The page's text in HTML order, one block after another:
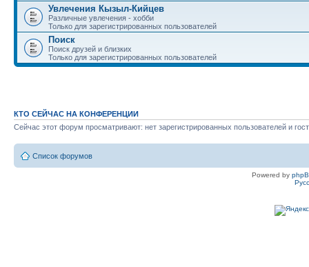
Увлечения Кызыл-Кийцев
Различные увлечения - хобби
Только для зарегистрированных пользователей
Поиск
Поиск друзей и близких
Только для зарегистрированных пользователей
КТО СЕЙЧАС НА КОНФЕРЕНЦИИ
Сейчас этот форум просматривают: нет зарегистрированных пользователей и
Список форумов
Powered by